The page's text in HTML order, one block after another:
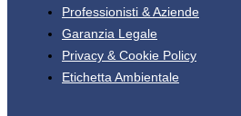
Professionisti & Aziende
Garanzia Legale
Privacy & Cookie Policy
Etichetta Ambientale